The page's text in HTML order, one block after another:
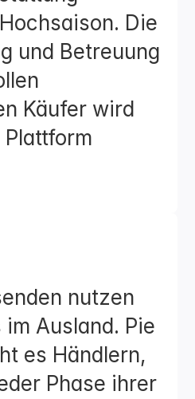
Die
und Betreuung
Käufer wird
nutzen
Ausland. Pie
es Händlern,
Phase ihrer